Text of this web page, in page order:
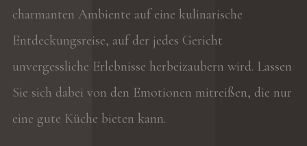
charmanten Ambiente auf eine kulinarische
Entdeckungsreise, auf der jedes Gericht
unvergessliche Erlebnisse herbeizaubern wird. Lassen
Sie sich dabei von den Emotionen mitreißen, die nur
eine gute Küche bieten kann.